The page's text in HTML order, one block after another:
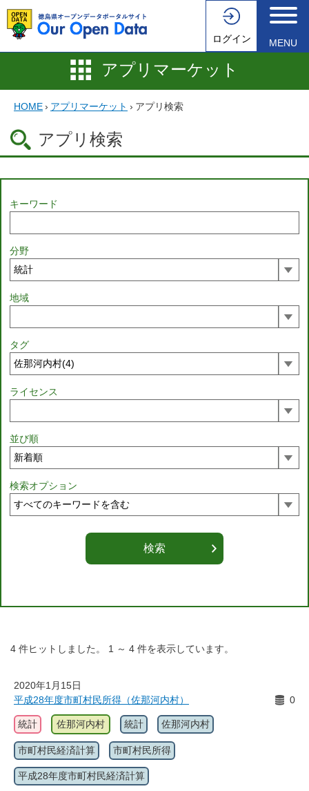
ログイン MENU
アプリマーケット
HOME› アプリマーケット › アプリ検索
アプリ検索
キーワード
分野
地域
タグ
ライセンス
並び順
検索オプション
4 件ヒットしました。 1 ～ 4 件を表示しています。
2020年1月15日
平成28年度市町村民所得（佐那河内村）
0
統計 佐那河内村 統計 佐那河内村
市町村民経済計算 市町村民所得
平成28年度市町村民経済計算